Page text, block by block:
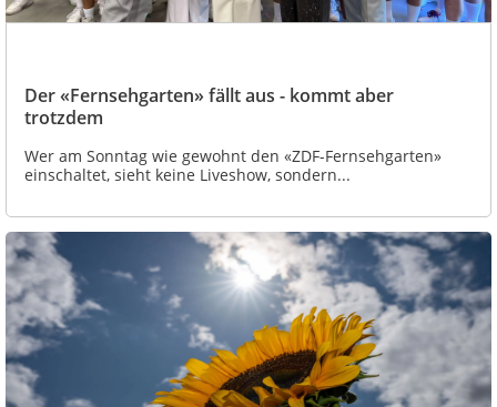
Der «Fernsehgarten» fällt aus - kommt aber
trotzdem
Wer am Sonntag wie gewohnt den «ZDF-Fernsehgarten»
einschaltet, sieht keine Liveshow, sondern...